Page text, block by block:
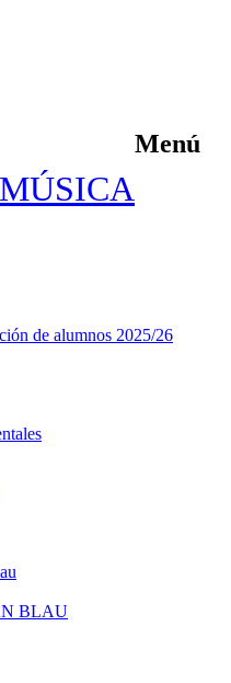
Menú
de alumnos 2025/26
BLAU